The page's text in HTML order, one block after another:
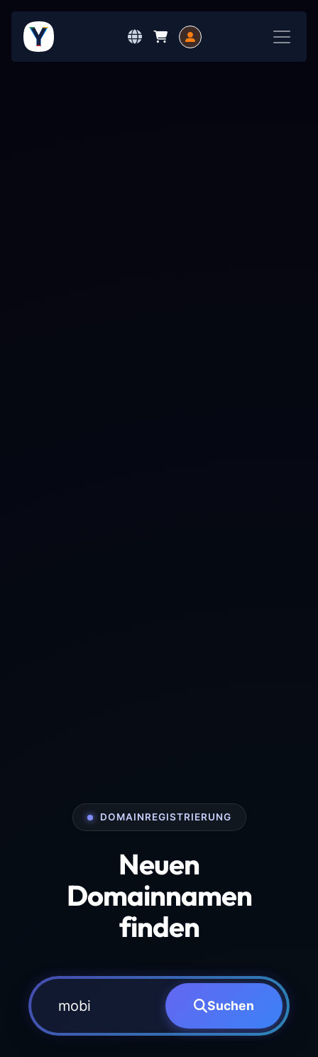
DOMAINREGISTRIERUNG
Neuen
Domainnamen
finden
Suchen